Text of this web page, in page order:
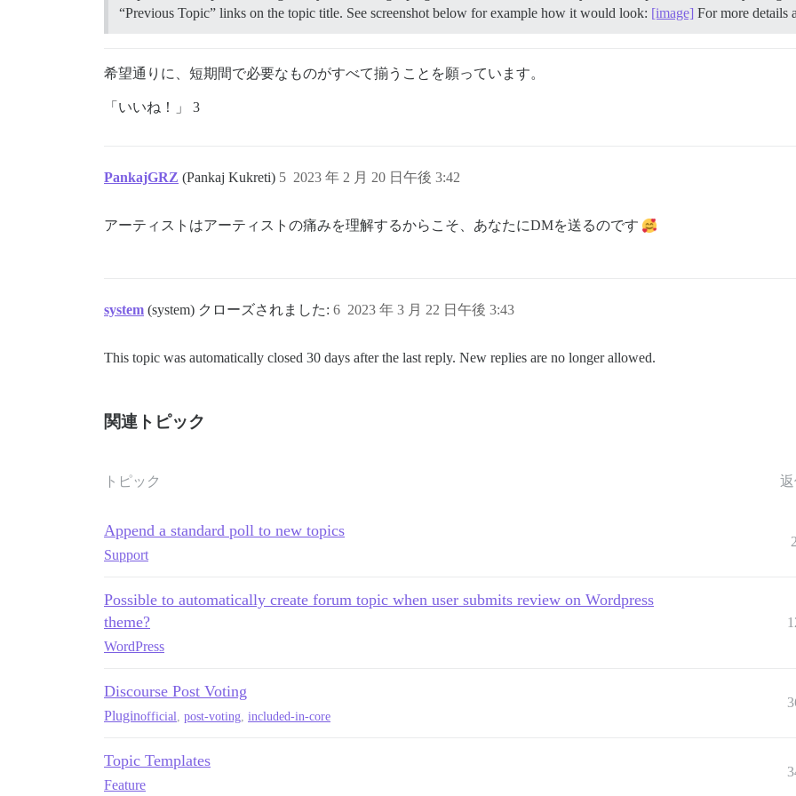
“Previous Topic” links on the topic title. See screenshot below for example how it would look: [image] For more details
希望通りに、短期間で必要なものがすべて揃うことを願っています。
「いいね！」 3
PankajGRZ (Pankaj Kukreti) 2023 年 2 月 20 日午後 3:42
5
アーティストはアーティストの痛みを理解するからこそ、あなたにDMを送るのです
system (system) クローズされました: 2023 年 3 月 22 日午後 3:43
6
This topic was automatically closed 30 days after the last reply. New replies are no longer allowed.
関連トピック
トピック
Append a standard poll to new topics
Support
2
Possible to automatically create forum topic when user submits review on Wordpress
theme?
WordPress
Discourse Post Voting
Pluginofficial post-voting included-in-core
Topic Templates
Feature